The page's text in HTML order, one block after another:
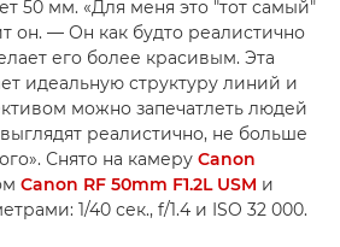
50 мм. «Для меня это "тот самый"
он. — Он как будто реалистично
его более красивым. Эта
идеальную структуру линий и
можно запечатлеть людей
реалистично, не больше
Снято на камеру Canon
Canon RF 50mm F1.2L USM и
1/40 сек., f/1.4 и ISO 32 000.